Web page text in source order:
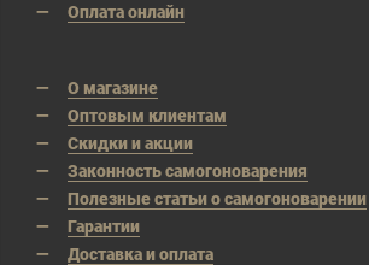
Оплата онлайн
О магазине
Оптовым клиентам
Скидки и акции
Законность самогоноварения
Полезные статьи о самогоноварении
Гарантии
Доставка и оплата